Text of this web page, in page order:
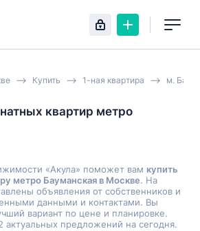
Купить 1-ная квартира м.
квартир метро
«Акула» поможет вам купить
метро Бауманская в Москве. На
объявления от собственников и
данными и контактами. Вы
вариант по цене и планировке.
предложений на сегодня.